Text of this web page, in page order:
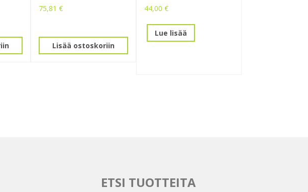
75,81 €
Lisää ostoskoriin
44,00 €
Lue lisää
ETSI TUOTTEITA